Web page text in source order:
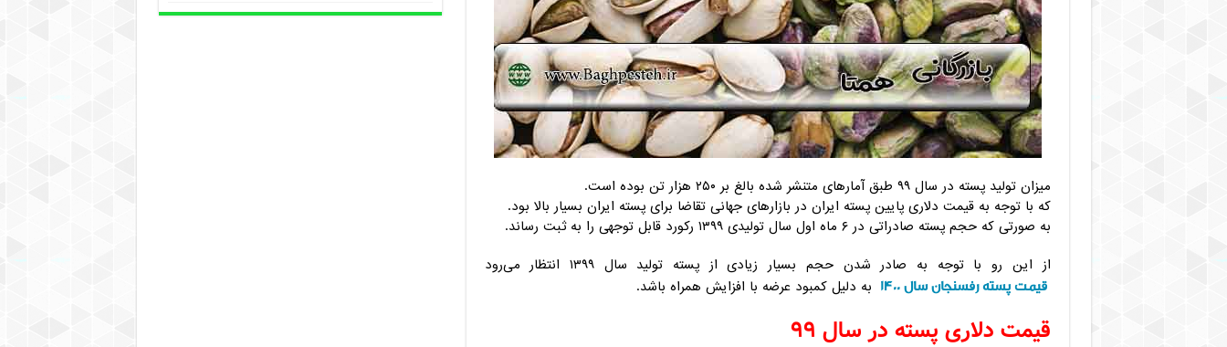
میزان تولید پسته در سال ۹۹ طبق آمارهای متنشر شده بالغ بر ۲۵۰ هزار تن بوده است.
که با توجه به قیمت دلاری پایین پسته ایران در بازارهای جهانی تقاضا برای پسته ایران بسیار بالا بود.
به صورتی که حجم پسته صادراتی در ۶ ماه اول سال تولیدی ۱۳۹۹ رکورد قابل توجهی را به ثبت رساند.
از این رو با توجه به صادر شدن حجم بسیار زیادی از پسته تولید سال ۱۳۹۹ انتظار می‌رود
قیمت پسته رفسنجان سال ۱۴۰۰ به دلیل کمبود عرضه با افزایش همراه باشد.
قیمت دلاری پسته در سال ۹۹